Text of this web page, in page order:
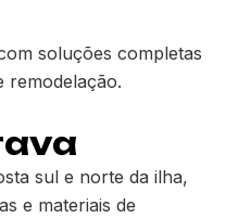
soluções completas
remodelação.
sul e norte da ilha,
e materiais de